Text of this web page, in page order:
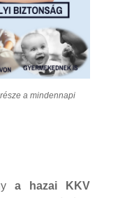
a mindennapi
a hazai KKV